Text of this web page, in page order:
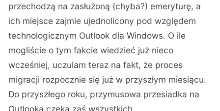
przechodzą na zasłużoną (chyba?) emeryturę, a
ich miejsce zajmie ujednolicony pod względem
technologicznym Outlook dla Windows. O ile
mogliście o tym fakcie wiedzieć już nieco
wcześniej, uczulam teraz na fakt, że proces
migracji rozpocznie się już w przyszłym miesiącu.
Do przyszłego roku, przymusowa przesiadka na
Outlooka czeka zaś wszystkich.